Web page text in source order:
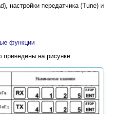
настройки передатчика (Tune) и
функции
на рисунке.